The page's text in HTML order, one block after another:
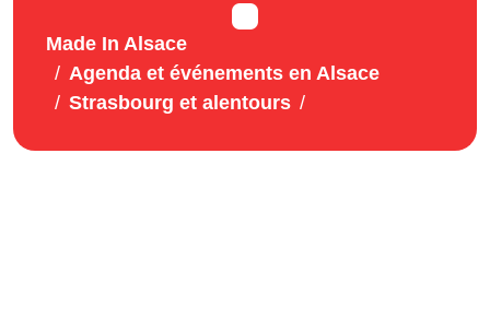
Made In Alsace
Agenda et événements en Alsace
Strasbourg et alentours